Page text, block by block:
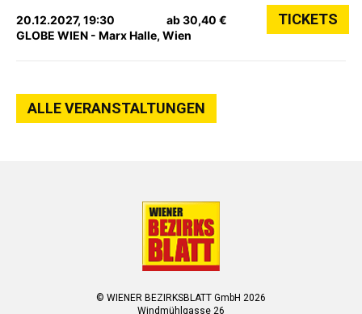
20.12.2027, 19:30
GLOBE WIEN - Marx Halle, Wien
ab 30,40 € TICKETS
ALLE VERANSTALTUNGEN
© WIENER BEZIRKSBLATT GmbH 2026
Windmühlgasse 26